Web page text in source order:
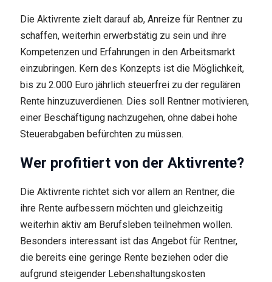
Die Aktivrente zielt darauf ab, Anreize für Rentner zu
schaffen, weiterhin erwerbstätig zu sein und ihre
Kompetenzen und Erfahrungen in den Arbeitsmarkt
einzubringen. Kern des Konzepts ist die Möglichkeit,
bis zu 2.000 Euro jährlich steuerfrei zu der regulären
Rente hinzuzuverdienen. Dies soll Rentner motivieren,
einer Beschäftigung nachzugehen, ohne dabei hohe
Steuerabgaben befürchten zu müssen.
Wer profitiert von der Aktivrente?
Die Aktivrente richtet sich vor allem an Rentner, die
ihre Rente aufbessern möchten und gleichzeitig
weiterhin aktiv am Berufsleben teilnehmen wollen.
Besonders interessant ist das Angebot für Rentner,
die bereits eine geringe Rente beziehen oder die
aufgrund steigender Lebenshaltungskosten